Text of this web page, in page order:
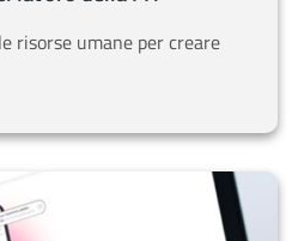
risorse umane per creare